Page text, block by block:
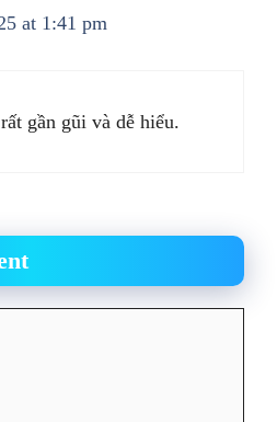
at 1:41 pm
gần gũi và dễ hiểu.